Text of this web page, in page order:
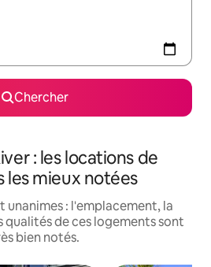
Chercher
: les locations de
les mieux notées
unanimes : l'emplacement, la
de ces logements sont
bien notés.